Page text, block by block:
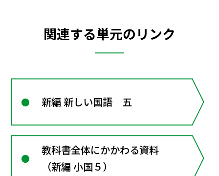
関連する単元のリンク
新編 新しい国語 五
教科書全体にかかわる資料
（新編 小国５）